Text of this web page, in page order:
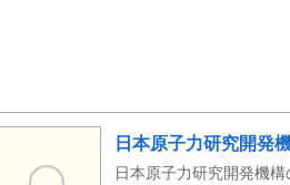
日本原子力研究開発
日本原子力研究開発機